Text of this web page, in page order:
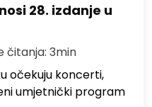
28. izdanje u
čitanja: 3min
očekuju koncerti,
umjetnički program